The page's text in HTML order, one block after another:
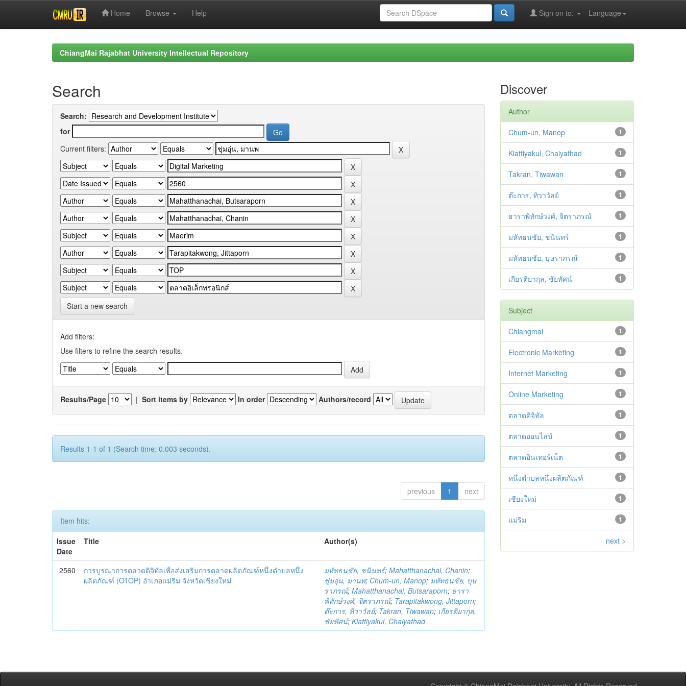
Home Browse Help Language
Sign on to:
ChiangMai Rajabhat University Intellectual Repository
Search
Search:
for
Current filters:
Start a new search
Add filters:
Use filters to refine the search results.
Results/Page | Sort items by In order Authors/record
Results 1-1 of 1 (Search time: 0.003 seconds).
previous 1 next
Item hits:
Issue
Date
Title Author(s)
2560
การบูรณาการตลาดดิจิทัลเพื่อส่งเสริมการตลาดผลิตภัณฑ์หนึ่งตำบลหนึ่ง
ผลิตภัณฑ์ (OTOP) อำเภอแม่ริม จังหวัดเชียงใหม่
มหัทธนชัย, ชนินทร์;Mahatthanachai, Chanin;
ชุ่มอุ่น, มานพ; Chum-un, Manop; มหัทธนชัย, บุษ
ราภรณ์;Mahatthanachai, Butsaraporn; ธารา
พิทักษ์วงศ์, จิตราภรณ์; Tarapitakwong, Jittaporn;
ต๊ะการ, ทิวาวัลย์; Takran, Tiwawan; เกียรติยากุล,
ชัยทัศน์;Kiattiyakul, Chaiyathad
Discover
Author
1
Chum-un, Manop
1
Kiattiyakul, Chaiyathad
1
Takran, Tiwawan
1
ต๊ะการ, ทิวาวัลย์
1
ธาราพิทักษ์วงศ์, จิตราภรณ์
1
มหัทธนชัย, ชนินทร์
1
มหัทธนชัย, บุษราภรณ์
1
เกียรติยากุล, ชัยทัศน์
Subject
1
Chiangmai
1
Electronic Marketing
1
Internet Marketing
1
Online Marketing
1
ตลาดดิจิทัล
1
ตลาดออนไลน์
1
ตลาดอินเทอร์เน็ต
1
หนึ่งตำบลหนึ่งผลิตภัณฑ์
1
เชียงใหม่
1
แม่ริม
next >